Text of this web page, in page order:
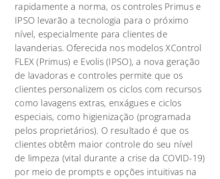
rapidamente a norma, os controles Primus e
IPSO levarão a tecnologia para o próximo
nível, especialmente para clientes de
lavanderias. Oferecida nos modelos XControl
FLEX (Primus) e Evolis (IPSO), a nova geração
de lavadoras e controles permite que os
clientes personalizem os ciclos com recursos
como lavagens extras, enxágues e ciclos
especiais, como higienização (programada
pelos proprietários). O resultado é que os
clientes obtêm maior controle do seu nível
de limpeza (vital durante a crise da COVID-19)
por meio de prompts e opções intuitivas na